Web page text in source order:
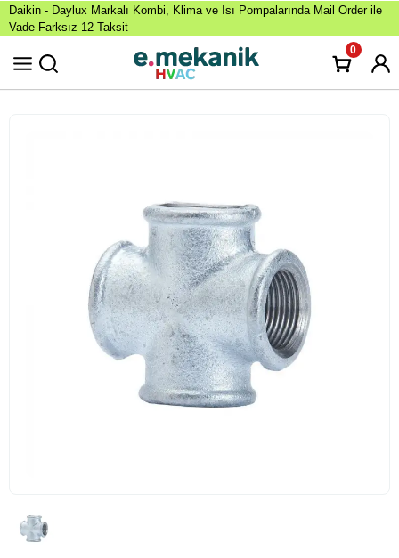
Daikin - Daylux Markalı Kombi, Klima ve Isı Pompalarında Mail Order ile
Vade Farksız 12 Taksit
0